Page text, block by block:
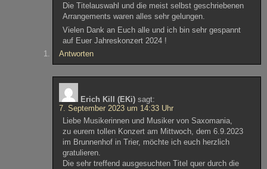
Die Titelauswahl und die meist selbst geschriebenen
Arrangements waren alles sehr gelungen.
Vielen Dank an Euch alle und ich bin sehr gespannt
auf Euer Jahreskonzert 2024 !
Antworten
Erich Kill (EKi) sagt:
7. September 2023 um 14:33 Uhr
Liebe Musikerinnen und Musiker von Saxomania,
zu eurem tollen Konzert am Mittwoch, dem 6.9.2023
im Brunnenhof in Trier, möchte ich euch herzlich
gratulieren.
Die sehr treffend ausgesuchten Titel quer durch die